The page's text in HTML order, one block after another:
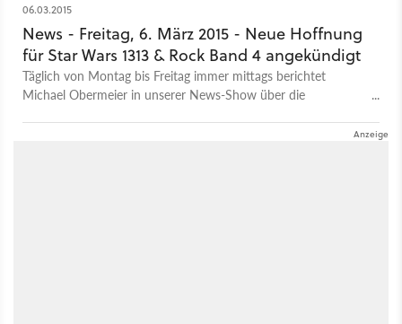
06.03.2015
News - Freitag, 6. März 2015 - Neue Hoffnung
für Star Wars 1313 & Rock Band 4 angekündigt
Täglich von Montag bis Freitag immer mittags berichtet
Michael Obermeier in unserer News-Show über die